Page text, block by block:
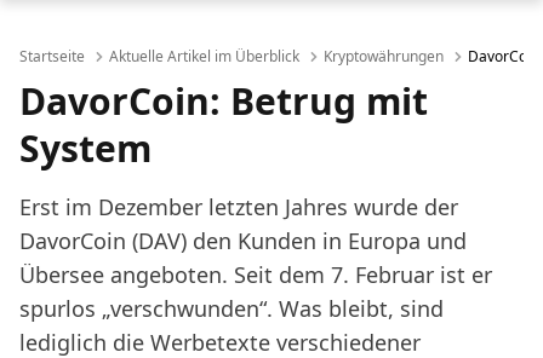
Startseite Aktuelle Artikel im Überblick Kryptowährungen
DavorCoin: Betrug mit
System
Erst im Dezember letzten Jahres wurde der
DavorCoin (DAV) den Kunden in Europa und
Übersee angeboten. Seit dem 7. Februar ist er
spurlos „verschwunden“. Was bleibt, sind
lediglich die Werbetexte verschiedener